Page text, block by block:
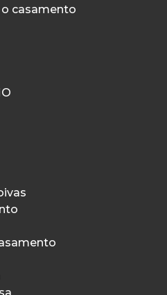
casamento